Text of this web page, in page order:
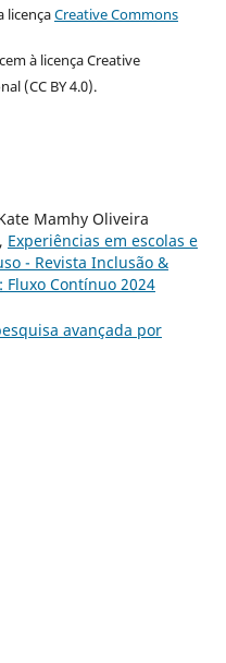
licençaCreative Commons
à licença Creative
(CC BY 4.0).
Mamhy Oliveira
Experiências em escolas e
- Revista Inclusão &
Fluxo Contínuo 2024
avançada por